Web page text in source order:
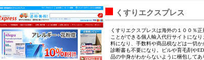
くすりエクスプレス
くすりエクスプレスは海外の１００％
ことができる個人輸入代行サイトにな
料になり、手数料や商品税などは一切
診断書も不要になり。ピルや育毛剤や
品の中身がわからないように梱包して